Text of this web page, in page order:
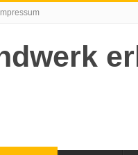
Impressum